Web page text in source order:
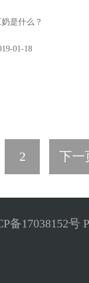
奶是什么？
01-18
2 下一
备17038152号